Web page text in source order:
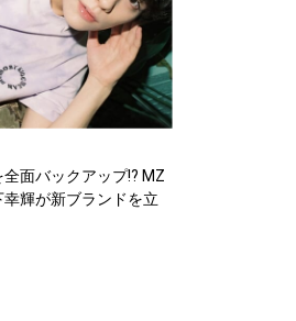
面バックアップ!? MZ
輝が新ブランドを立